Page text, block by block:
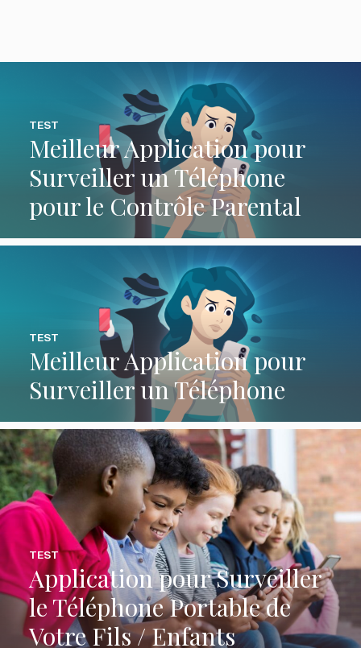
Meilleur Application pour
Surveiller un Téléphone
pour le Contrôle Parental
TEST
Meilleur Application pour
Surveiller un Téléphone
TEST
Application pour Surveiller
le Téléphone Portable de
Votre Fils / Enfants
TEST